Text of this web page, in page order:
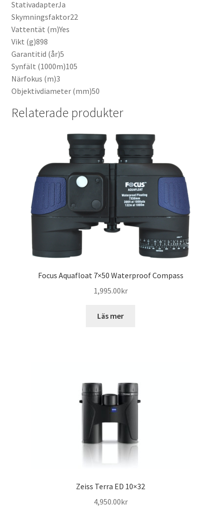
StativadapterJa
Skymningsfaktor22
Vattentät (m)Yes
Vikt (g)898
Garantitid (år)5
Synfält (1000m)105
Närfokus (m)3
Objektivdiameter (mm)50
Relaterade produkter
Focus Aquafloat 7×50 Waterproof Compass
1,995.00kr
Läs mer
Zeiss Terra ED 10×32
4,950.00kr